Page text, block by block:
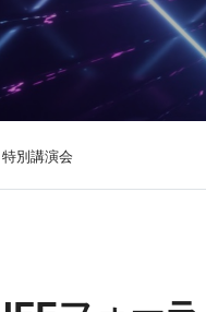
別講演会